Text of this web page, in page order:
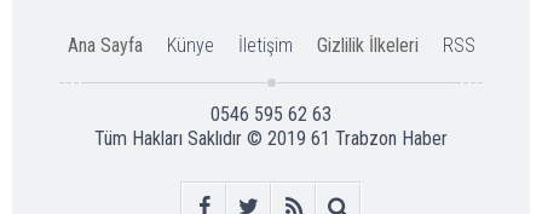
Ana Sayfa Künye İletişim Gizlilik İlkeleri RSS
0546 595 62 63
Tüm Hakları Saklıdır © 2019 61 Trabzon Haber